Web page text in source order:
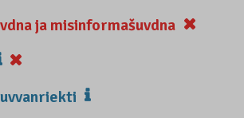
ja misinformašuvdna